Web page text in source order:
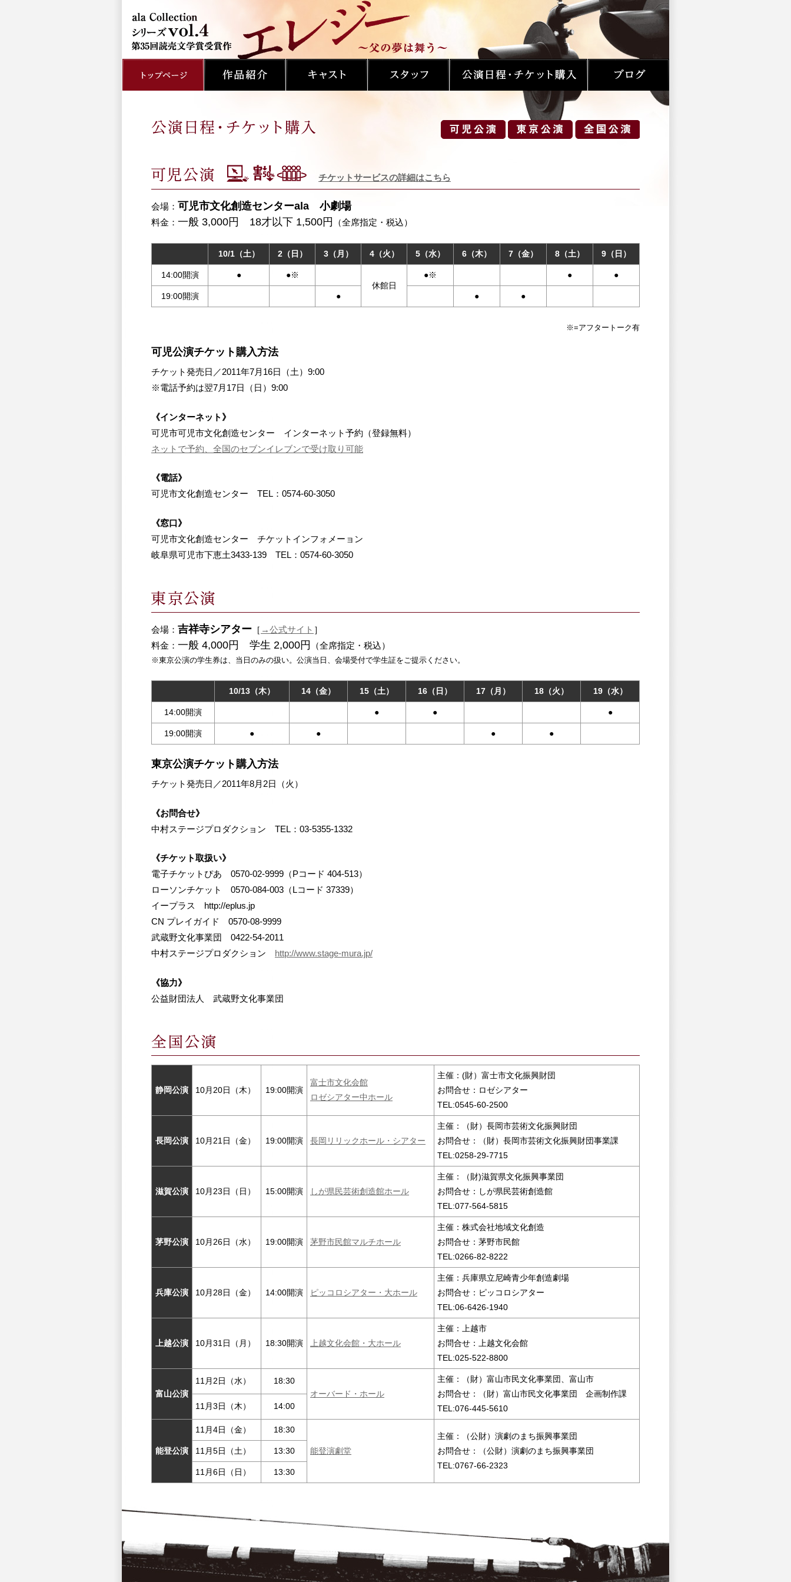
チケットサービスの詳細はこちら
会場： 可児市文化創造センターala 小劇場
料金： 一般 3,000円 18才以下 1,500円 （全席指定・税込）
10/1（土） 2（日） 3（月） 4（火） 5（水） 6（木） 7（金） 8（土） 9（日）
14:00開演 ●
●※
休館日
●※ ● ●
19:00開演 ● ● ●
※=アフタートーク有
可児公演チケット購入方法
チケット発売日／2011年7月16日（土）9:00
※電話予約は翌7月17日（日）9:00
《インターネット》
可児市可児市文化創造センター インターネット予約（登録無料）
ネットで予約、全国のセブンイレブンで受け取り可能
《電話》
可児市文化創造センター TEL：0574-60-3050
《窓口》
可児市文化創造センター チケットインフォメーョン
岐阜県可児市下恵土3433-139 TEL：0574-60-3050
会場： 吉祥寺シアター ［ →公式サイト ］
料金： 一般 4,000円 学生 2,000円 （全席指定・税込）
※東京公演の学生券は、当日のみの扱い。公演当日、会場受付で学生証をご提示ください。
10/13（木） 14（金） 15（土） 16（日） 17（月） 18（火） 19（水）
14:00開演 ● ● ●
19:00開演 ● ● ● ●
東京公演チケット購入方法
チケット発売日／2011年8月2日（火）
《お問合せ》
中村ステージプロダクション TEL：03-5355-1332
《チケット取扱い》
電子チケットぴあ 0570-02-9999（Pコード 404-513）
ローソンチケット 0570-084-003（Lコード 37339）
イープラス http://eplus.jp
CN プレイガイド 0570-08-9999
武蔵野文化事業団 0422-54-2011
中村ステージプロダクション http://www.stage-mura.jp/
《協力》
公益財団法人 武蔵野文化事業団
静岡公演 10月20日（木） 19:00開演
富士市文化会館
ロゼシアター中ホール
主催：(財）富士市文化振興財団
お問合せ：ロゼシアター
TEL:0545-60-2500
長岡公演 10月21日（金） 19:00開演 長岡リリックホール・シアター
主催：（財）長岡市芸術文化振興財団
お問合せ：（財）長岡市芸術文化振興財団事業課
TEL:0258-29-7715
滋賀公演 10月23日（日） 15:00開演 しが県民芸術創造館ホール
主催：（財)滋賀県文化振興事業団
お問合せ：しが県民芸術創造館
TEL:077-564-5815
茅野公演 10月26日（水） 19:00開演 茅野市民館マルチホール
主催：株式会社地域文化創造
お問合せ：茅野市民館
TEL:0266-82-8222
兵庫公演 10月28日（金） 14:00開演 ピッコロシアター・大ホール
主催：兵庫県立尼崎青少年創造劇場
お問合せ：ピッコロシアター
TEL:06-6426-1940
上越公演 10月31日（月） 18:30開演 上越文化会館・大ホール
主催：上越市
お問合せ：上越文化会館
TEL:025-522-8800
富山公演
11月2日（水）
18:30
オーバード・ホール
主催：（財）富山市民文化事業団、富山市
お問合せ：（財）富山市民文化事業団 企画制作課
TEL:076-445-5610
11月3日（木） 14:00
能登公演
11月4日（金） 18:30
能登演劇堂
主催：（公財）演劇のまち振興事業団
お問合せ：（公財）演劇のまち振興事業団
TEL:0767-66-2323
11月5日（土） 13:30
11月6日（日） 13:30